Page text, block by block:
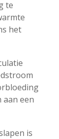
te
het
een
is